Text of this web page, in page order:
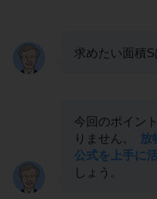
求めたい面積S
今回のポイン
りません。
放
公式を上手に
しょう。